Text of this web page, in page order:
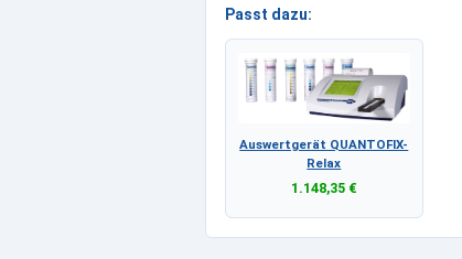
Passt dazu:
Auswertgerät QUANTOFIX-
Relax
1.148,35 €